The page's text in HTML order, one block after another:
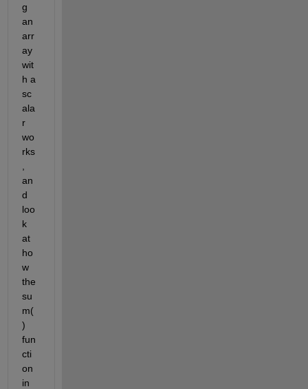
g
an
arr
ay
wit
h a
sc
ala
r
wo
rks
an
d
loo
k
at
ho
w
the
su
m(
)
fun
cti
on
in